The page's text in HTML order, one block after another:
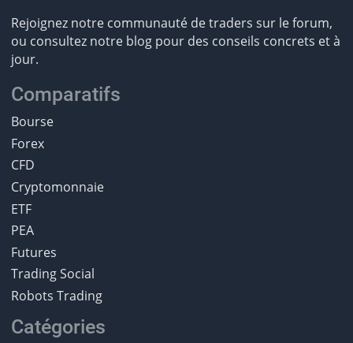
Rejoignez notre communauté de traders sur le forum,
ou consultez notre blog pour des conseils concrets et à
jour.
Comparatifs
Bourse
Forex
CFD
Cryptomonnaie
ETF
PEA
Futures
Trading Social
Robots Trading
Catégories